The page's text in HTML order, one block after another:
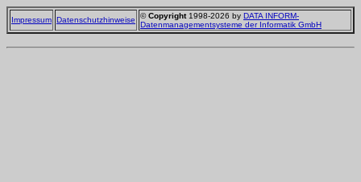
Impressum Datenschutzhinweise ©Copyright1998-2026 by DATA INFORM-
Datenmanagementsysteme der Informatik GmbH